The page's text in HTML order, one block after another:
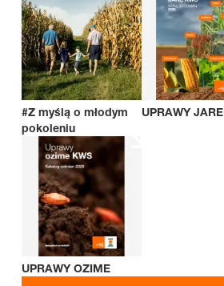
#Z myślą o młodym
pokoleniu
UPRAWY JARE
UPRAWY OZIME